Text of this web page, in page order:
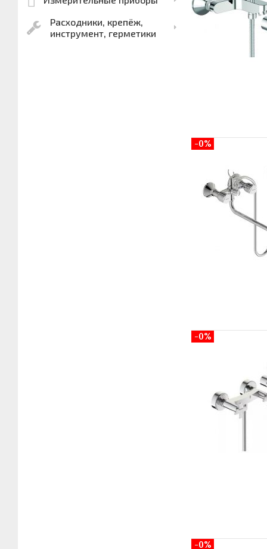
-0%
-0%
-0%
Расходники, крепёж,
инструмент, герметики